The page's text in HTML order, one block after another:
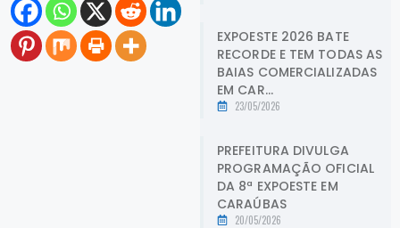
EXPOESTE 2026 BATE
RECORDE E TEM TODAS AS
BAIAS COMERCIALIZADAS
EM CAR...
23/05/2026
PREFEITURA DIVULGA
PROGRAMAÇÃO OFICIAL
DA 8ª EXPOESTE EM
CARAÚBAS
20/05/2026